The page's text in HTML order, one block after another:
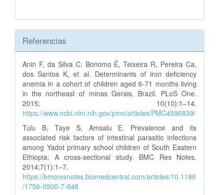
Referencias
Anin F, da Silva C, Bonomo É, Teixeira R, Pereira Ca,
dos Santos K, et al. Determinants of iron deficiency
anemia in a cohort of children aged 6-71 months living
in the northeast of minas Gerais, Brazil. PLoS One.
2015; 10(10):1–14.
https://www.ncbi.nlm.nih.gov/pmc/articles/PMC4596839/
Tulu B, Taye S, Amsalu E. Prevalence and its
associated risk factors of intestinal parasitic infections
among Yadot primary school children of South Eastern
Ethiopia: A cross-sectional study. BMC Res Notes.
2014;7(1):1–7.
https://bmcresnotes.biomedcentral.com/articles/10.1186
/1756-0500-7-848